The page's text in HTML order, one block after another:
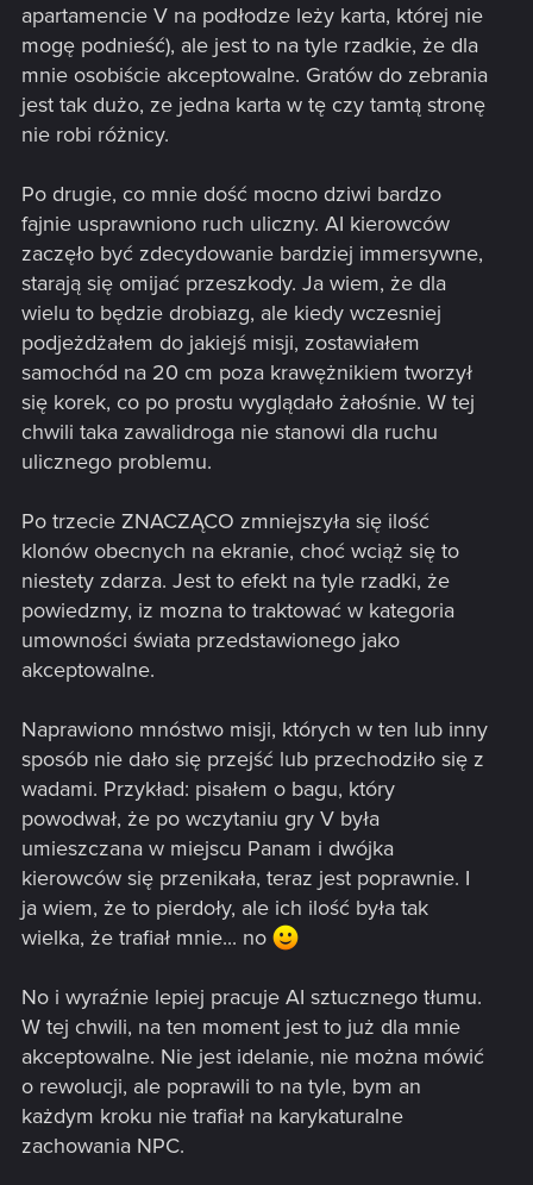
apartamencie V na podłodze leży karta, której nie
mogę podnieść), ale jest to na tyle rzadkie, że dla
mnie osobiście akceptowalne. Gratów do zebrania
jest tak dużo, ze jedna karta w tę czy tamtą stronę
nie robi różnicy.
Po drugie, co mnie dość mocno dziwi bardzo
fajnie usprawniono ruch uliczny. AI kierowców
zaczęło być zdecydowanie bardziej immersywne,
starają się omijać przeszkody. Ja wiem, że dla
wielu to będzie drobiazg, ale kiedy wczesniej
podjeżdżałem do jakiejś misji, zostawiałem
samochód na 20 cm poza krawężnikiem tworzył
się korek, co po prostu wyglądało żałośnie. W tej
chwili taka zawalidroga nie stanowi dla ruchu
ulicznego problemu.
Po trzecie ZNACZĄCO zmniejszyła się ilość
klonów obecnych na ekranie, choć wciąż się to
niestety zdarza. Jest to efekt na tyle rzadki, że
powiedzmy, iz mozna to traktować w kategoria
umowności świata przedstawionego jako
akceptowalne.
Naprawiono mnóstwo misji, których w ten lub inny
sposób nie dało się przejść lub przechodziło się z
wadami. Przykład: pisałem o bagu, który
powodwał, że po wczytaniu gry V była
umieszczana w miejscu Panam i dwójka
kierowców się przenikała, teraz jest poprawnie. I
ja wiem, że to pierdoły, ale ich ilość była tak
wielka, że trafiał mnie... no
No i wyraźnie lepiej pracuje AI sztucznego tłumu.
W tej chwili, na ten moment jest to już dla mnie
akceptowalne. Nie jest idelanie, nie można mówić
o rewolucji, ale poprawili to na tyle, bym an
każdym kroku nie trafiał na karykaturalne
zachowania NPC.